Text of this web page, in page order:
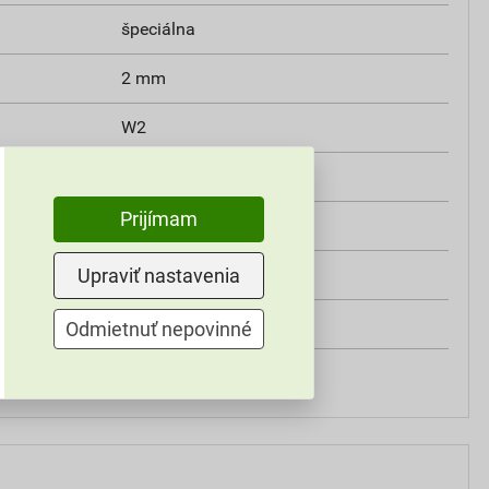
špeciálna
2 mm
W2
V2
ZE8A
Weber
Prijímam
Upraviť nastavenia
Odmietnuť nepovinné